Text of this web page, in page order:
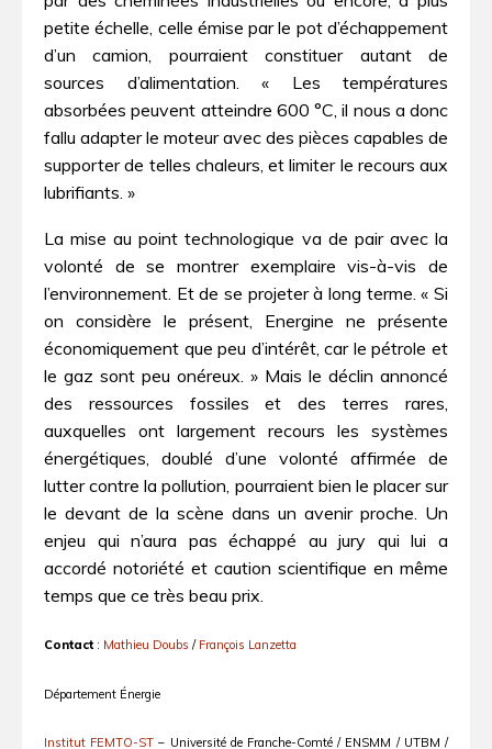
petite échelle, celle émise par le pot d’échappement
d’un camion, pourraient constituer autant de
sources d’alimentation. « Les températures
absorbées peuvent atteindre 600 °C, il nous a donc
fallu adapter le moteur avec des pièces capables de
supporter de telles chaleurs, et limiter le recours aux
lubrifiants. »
La mise au point technologique va de pair avec la
volonté de se montrer exemplaire vis-à-vis de
l’environnement. Et de se projeter à long terme. « Si
on considère le présent, Energine ne présente
économiquement que peu d’intérêt, car le pétrole et
le gaz sont peu onéreux. » Mais le déclin annoncé
des ressources fossiles et des terres rares,
auxquelles ont largement recours les systèmes
énergétiques, doublé d’une volonté affirmée de
lutter contre la pollution, pourraient bien le placer sur
le devant de la scène dans un avenir proche. Un
enjeu qui n’aura pas échappé au jury qui lui a
accordé notoriété et caution scientifique en même
temps que ce très beau prix.
Contact : Mathieu Doubs / François Lanzetta
Département Énergie
Institut FEMTO-ST – Université de Franche-Comté / ENSMM / UTBM /